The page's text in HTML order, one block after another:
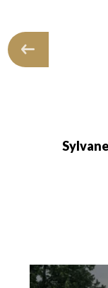
Aucun défaut
bonne intensité.
La robe